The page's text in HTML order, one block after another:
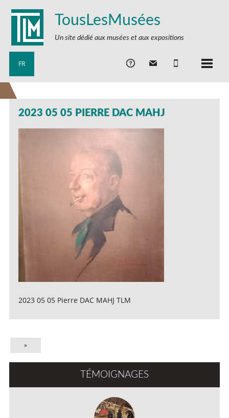
TousLesMusées
Un site dédié aux musées et aux expositions
FR
2023 05 05 PIERRE DAC MAHJ
2023 05 05 Pierre DAC MAHJ TLM
»
TÉMOIGNAGES